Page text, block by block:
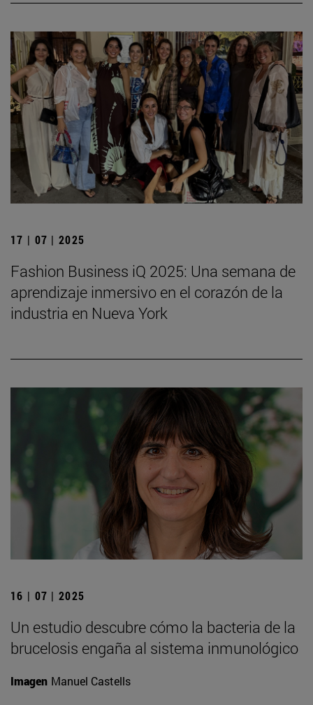
17 | 07 | 2025
Fashion Business iQ 2025: Una semana de
aprendizaje inmersivo en el corazón de la
industria en Nueva York
16 | 07 | 2025
Un estudio descubre cómo la bacteria de la
brucelosis engaña al sistema inmunológico
Imagen Manuel Castells